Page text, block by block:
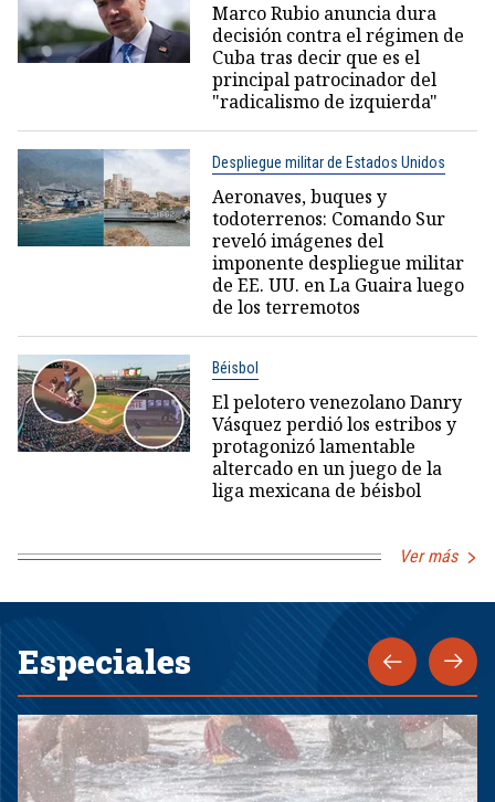
Marco Rubio anuncia dura
decisión contra el régimen de
Cuba tras decir que es el
principal patrocinador del
"radicalismo de izquierda"
Despliegue militar de Estados Unidos
Aeronaves, buques y
todoterrenos: Comando Sur
reveló imágenes del
imponente despliegue militar
de EE. UU. en La Guaira luego
de los terremotos
Béisbol
El pelotero venezolano Danry
Vásquez perdió los estribos y
protagonizó lamentable
altercado en un juego de la
liga mexicana de béisbol
Ver más
Especiales